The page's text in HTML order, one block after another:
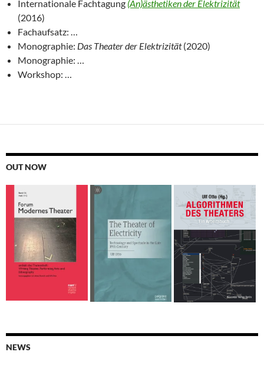
Internationale Fachtagung (An)ästhetiken der Elektrizität
(2016)
Fachaufsatz: …
Monographie: Das Theater der Elektrizität(2020)
Monographie: …
Workshop: …
OUT NOW
NEWS